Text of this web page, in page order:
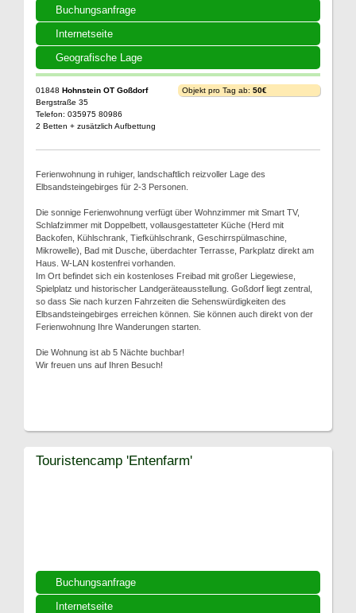
Buchungsanfrage
Internetseite
Geografische Lage
01848 Hohnstein OT Goßdorf
Bergstraße 35
Telefon: 035975 80986
2 Betten + zusätzlich Aufbettung
Objekt pro Tag ab: 50€
Ferienwohnung in ruhiger, landschaftlich reizvoller Lage des
Elbsandsteingebirges für 2-3 Personen.
Die sonnige Ferienwohnung verfügt über Wohnzimmer mit Smart TV,
Schlafzimmer mit Doppelbett, vollausgestatteter Küche (Herd mit
Backofen, Kühlschrank, Tiefkühlschrank, Geschirrspülmaschine,
Mikrowelle), Bad mit Dusche, überdachter Terrasse, Parkplatz direkt am
Haus. W-LAN kostenfrei vorhanden.
Im Ort befindet sich ein kostenloses Freibad mit großer Liegewiese,
Spielplatz und historischer Landgeräteausstellung. Goßdorf liegt zentral,
so dass Sie nach kurzen Fahrzeiten die Sehenswürdigkeiten des
Elbsandsteingebirges erreichen können. Sie können auch direkt von der
Ferienwohnung Ihre Wanderungen starten.
Die Wohnung ist ab 5 Nächte buchbar!
Wir freuen uns auf Ihren Besuch!
Buchungsanfrage
Internetseite
Touristencamp 'Entenfarm'